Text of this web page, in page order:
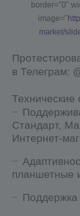
border="0"
image="
market/
в Телеграм:
Технические
Стандарт,
Интернет-
планшетные
Поддержка